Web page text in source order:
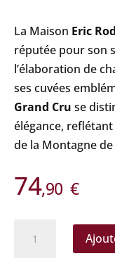
La Maison Eric
réputée pour son
l’élaboration de
ses cuvées
Grand Cru se
élégance,
de la Montagne de
74,90 €